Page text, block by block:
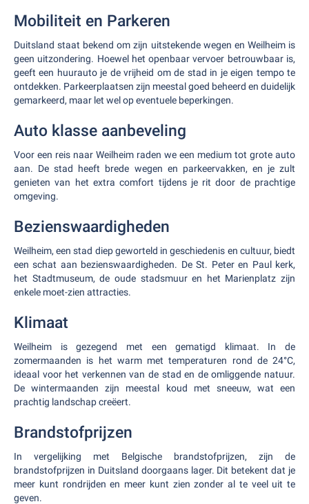
Mobiliteit en Parkeren
Duitsland staat bekend om zijn uitstekende wegen en Weilheim is
geen uitzondering. Hoewel het openbaar vervoer betrouwbaar is,
geeft een huurauto je de vrijheid om de stad in je eigen tempo te
ontdekken. Parkeerplaatsen zijn meestal goed beheerd en duidelijk
gemarkeerd, maar let wel op eventuele beperkingen.
Auto klasse aanbeveling
Voor een reis naar Weilheim raden we een medium tot grote auto
aan. De stad heeft brede wegen en parkeervakken, en je zult
genieten van het extra comfort tijdens je rit door de prachtige
omgeving.
Bezienswaardigheden
Weilheim, een stad diep geworteld in geschiedenis en cultuur, biedt
een schat aan bezienswaardigheden. De St. Peter en Paul kerk,
het Stadtmuseum, de oude stadsmuur en het Marienplatz zijn
enkele moet-zien attracties.
Klimaat
Weilheim is gezegend met een gematigd klimaat. In de
zomermaanden is het warm met temperaturen rond de 24°C,
ideaal voor het verkennen van de stad en de omliggende natuur.
De wintermaanden zijn meestal koud met sneeuw, wat een
prachtig landschap creëert.
Brandstofprijzen
In vergelijking met Belgische brandstofprijzen, zijn de
brandstofprijzen in Duitsland doorgaans lager. Dit betekent dat je
meer kunt rondrijden en meer kunt zien zonder al te veel uit te
geven.